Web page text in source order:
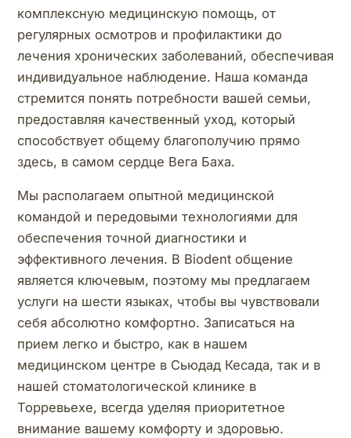
комплексную медицинскую помощь, от
регулярных осмотров и профилактики до
лечения хронических заболеваний, обеспечивая
индивидуальное наблюдение. Наша команда
стремится понять потребности вашей семьи,
предоставляя качественный уход, который
способствует общему благополучию прямо
здесь, в самом сердце Вега Баха.
Мы располагаем опытной медицинской
командой и передовыми технологиями для
обеспечения точной диагностики и
эффективного лечения. В Biodent общение
является ключевым, поэтому мы предлагаем
услуги на шести языках, чтобы вы чувствовали
себя абсолютно комфортно. Записаться на
прием легко и быстро, как в нашем
медицинском центре в Сьюдад Кесада, так и в
нашей стоматологической клинике в
Торревьехе, всегда уделяя приоритетное
внимание вашему комфорту и здоровью.